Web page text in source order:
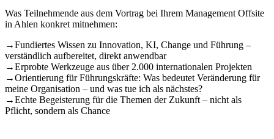
Was Teilnehmende aus dem Vortrag bei Ihrem Management Offsite
in Ahlen konkret mitnehmen:
→Fundiertes Wissen zu Innovation, KI, Change und Führung –
verständlich aufbereitet, direkt anwendbar
→Erprobte Werkzeuge aus über 2.000 internationalen Projekten
→Orientierung für Führungskräfte: Was bedeutet Veränderung für
meine Organisation – und was tue ich als nächstes?
→Echte Begeisterung für die Themen der Zukunft – nicht als
Pflicht, sondern als Chance